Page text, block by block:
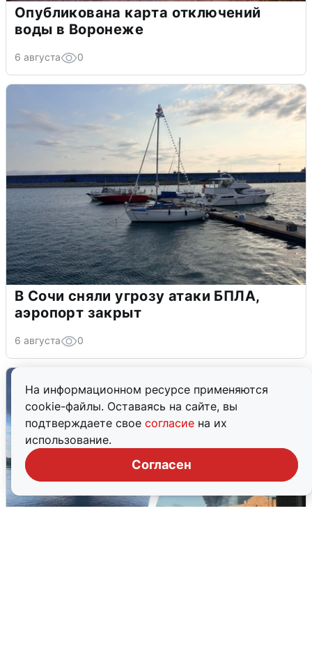
На информационном ресурсе применяются
cookie-файлы. Оставаясь на сайте, вы
подтверждаете свое согласие на их
использование.
Согласен
Опубликована карта отключений
воды в Воронеже
6 августа 0
В Сочи сняли угрозу атаки БПЛА,
аэропорт закрыт
6 августа 0